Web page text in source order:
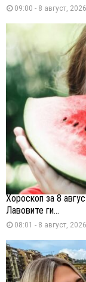
09:00 - 8 август, 2026
Хороскоп за 8
Лавовите ги...
08:01 - 8 август, 2026